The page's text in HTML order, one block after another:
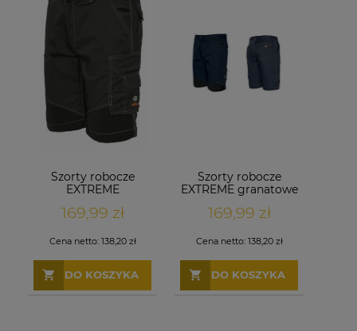
Szorty robocze
EXTREME
169,99 zł
Cena netto: 138,20 zł
DO KOSZYKA
Szorty robocze
EXTREME granatowe
169,99 zł
Cena netto: 138,20 zł
DO KOSZYKA